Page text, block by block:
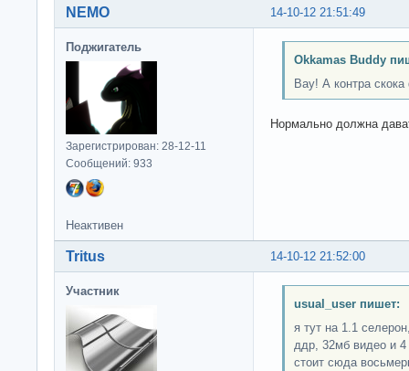
14-10-12 21:51:49
NEMO
Поджигатель
Зарегистрирован: 28-12-11
Сообщений: 933
Okkamas Buddy
Вау! А контра
Нормально должна
Неактивен
14-10-12 21:52:00
Tritus
Участник
usual_user пишет:
я тут на 1.1
ддр, 32мб видео и 4
стоит сюда